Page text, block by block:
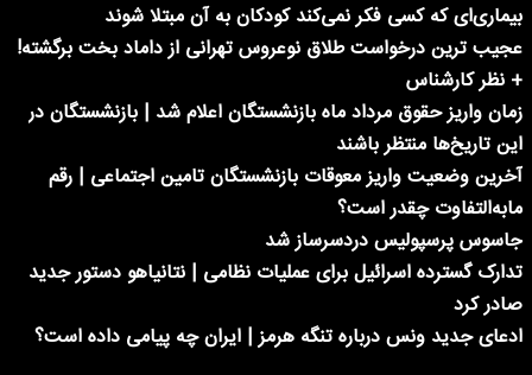
بیماری‌ای که کسی فکر نمی‌کند کودکان به آن مبتلا شوند
عجیب ترین درخواست طلاق نوعروس تهرانی از داماد بخت برگشته!
+ نظر کارشناس
زمان واریز حقوق مرداد ماه بازنشستگان اعلام شد | بازنشستگان در
این تاریخ‌ها منتظر باشند
آخرین وضعیت واریز معوقات بازنشستگان تامین اجتماعی | رقم
مابه‌التفاوت چقدر است؟
جاسوس پرسپولیس دردسرساز شد
تدارک گسترده اسرائیل برای عملیات نظامی | نتانیاهو دستور جدید
صادر کرد
ادعای جدید ونس درباره تنگه هرمز | ایران چه پیامی داده است؟